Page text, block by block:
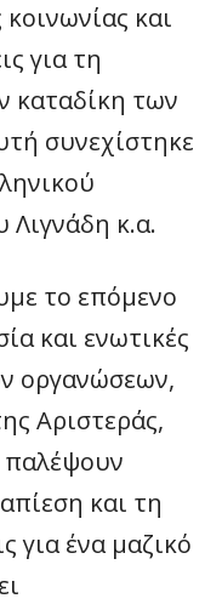
και
για τη
καταδίκη των
συνεχίστηκε
κ.α.
το επόμενο
και ενωτικές
οργανώσεων,
Αριστεράς,
παλέψουν
και τη
για ένα μαζικό